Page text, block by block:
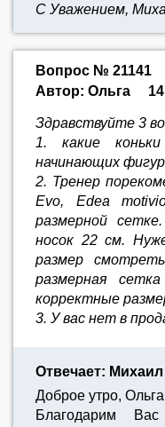
С Уважением,
Вопрос № 21141
Автор: Ольга
Здравствуйте 3
1. какие
начинающих
2. Тренер
Evo, Edea
размерной
носок 22 см.
размер
размерная
корректные
3. У вас нет в
Отвечает: Михаил
Доброе утро,
Благодарим